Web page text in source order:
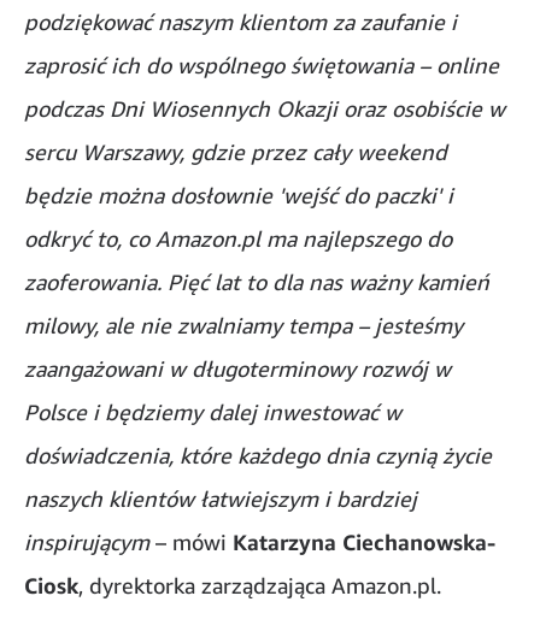
podziękować naszym klientom za zaufanie i
zaprosić ich do wspólnego świętowania – online
podczas Dni Wiosennych Okazji oraz osobiście w
sercu Warszawy, gdzie przez cały weekend
będzie można dosłownie 'wejść do paczki' i
odkryć to, co Amazon.pl ma najlepszego do
zaoferowania. Pięć lat to dla nas ważny kamień
milowy, ale nie zwalniamy tempa – jesteśmy
zaangażowani w długoterminowy rozwój w
Polsce i będziemy dalej inwestować w
doświadczenia, które każdego dnia czynią życie
naszych klientów łatwiejszym i bardziej
inspirującym– mówi Katarzyna Ciechanowska-
Ciosk, dyrektorka zarządzająca Amazon.pl.